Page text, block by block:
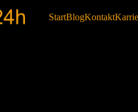
StartBlogKontakt